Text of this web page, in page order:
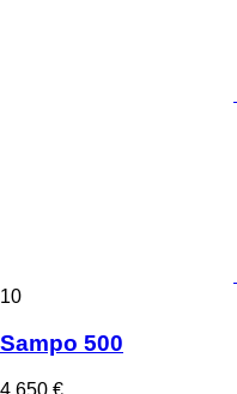
10
Sampo 500
4 650 €